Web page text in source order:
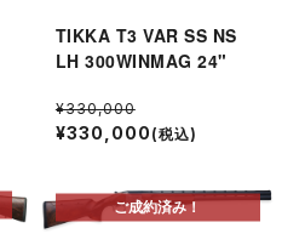
TIKKA T3 VAR SS NS
LH 300WINMAG 24"
¥330,000
¥330,000 (税込)
ご成約済み！